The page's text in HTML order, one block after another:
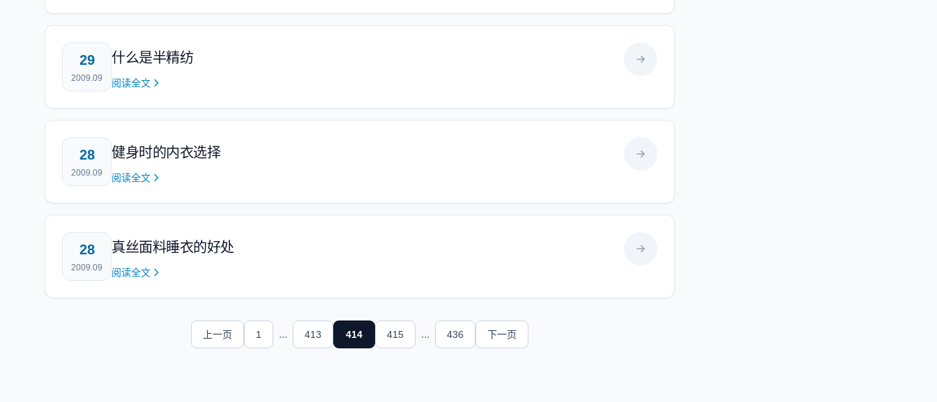
29
2009.09
什么是半精纺
阅读全文
28
2009.09
健身时的内衣选择
阅读全文
28
2009.09
真丝面料睡衣的好处
阅读全文
上一页 1 ... 413 414 415 ... 436 下一页